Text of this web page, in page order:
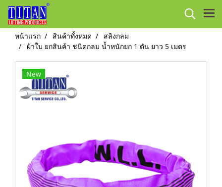
หน้าแรก สินค้าทั้งหมด
สลิงกลม
ผ้าใบ ยกสินค้า ชนิดกลม น้ำหนักยก 1 ตัน ยาว 5 เมตร
New